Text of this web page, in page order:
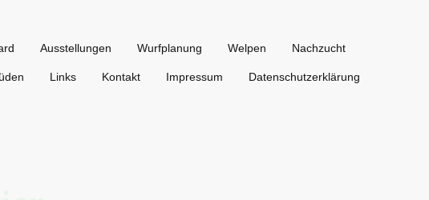
Ausstellungen Wurfplanung Welpen Nachzucht
Links Kontakt Impressum Datenschutzerklärung